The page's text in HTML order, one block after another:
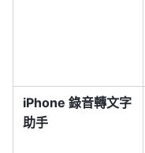
iPhone 錄音轉文字
助手